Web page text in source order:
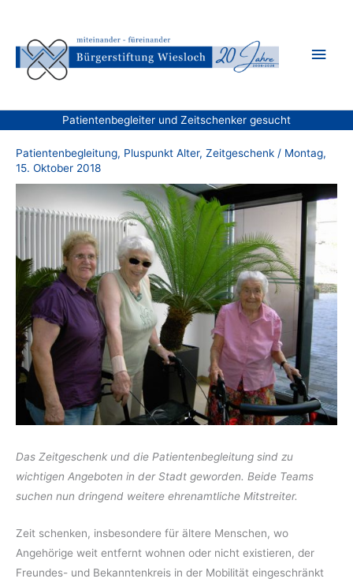
springen
Patientenbegleiter und Zeitschenker gesucht
Patientenbegleitung, Pluspunkt Alter, Zeitgeschenk / Montag,
15. Oktober 2018
Das Zeitgeschenk und die Patientenbegleitung sind zu
wichtigen Angeboten in der Stadt geworden. Beide Teams
suchen nun dringend weitere ehrenamtliche Mitstreiter.
Zeit schenken, insbesondere für ältere Menschen, wo
Angehörige weit entfernt wohnen oder nicht existieren, der
Freundes- und Bekanntenkreis in der Mobilität eingeschränkt